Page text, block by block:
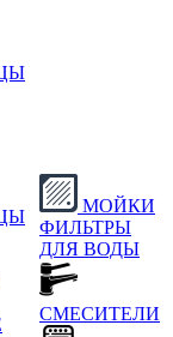
МОЙКИ
ФИЛЬТРЫ
ДЛЯ ВОДЫ
СМЕСИТЕЛИ